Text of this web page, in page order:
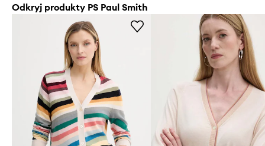
Odkryj produkty PS Paul Smith